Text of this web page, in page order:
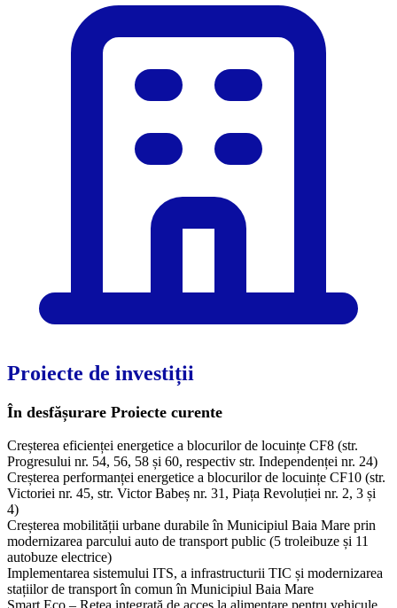
Proiecte de investiții
În desfășurare Proiecte curente
Creșterea eficienței energetice a blocurilor de locuințe CF8 (str.
Progresului nr. 54, 56, 58 și 60, respectiv str. Independenței nr. 24)
Creșterea performanței energetice a blocurilor de locuințe CF10 (str.
Victoriei nr. 45, str. Victor Babeș nr. 31, Piața Revoluției nr. 2, 3 și
4)
Creșterea mobilității urbane durabile în Municipiul Baia Mare prin
modernizarea parcului auto de transport public (5 troleibuze și 11
autobuze electrice)
Implementarea sistemului ITS, a infrastructurii TIC și modernizarea
stațiilor de transport în comun în Municipiul Baia Mare
Smart Eco – Rețea integrată de acces la alimentare pentru vehicule